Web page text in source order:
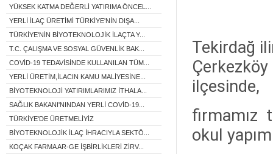
YÜKSEK KATMA DEĞERLİ YATIRIMA ÖNCEL...
YERLİ İLAÇ ÜRETİMİ TÜRKİYE'NİN DIŞA...
TÜRKİYE'NİN BİYOTEKNOLOJİK İLAÇTA Y...
T.C. ÇALIŞMA VE SOSYAL GÜVENLİK BAK...
COVİD-19 TEDAVİSİNDE KULLANILAN TÜM...
YERLİ ÜRETİM,İLACIN KAMU MALİYESİNE...
BİYOTEKNOLOJİ YATIRIMLARIMIZ İTHALA...
SAĞLIK BAKANI'NINDAN YERLİ COVİD-19...
TÜRKİYE'DE ÜRETMELİYİZ
BİYOTEKNOLOJİK İLAÇ İHRACIYLA SEKTÖ...
KOÇAK FARMA AR-GE İŞBİRLİKLERİ ZİRV...
Tekirdağ
Çerkezköy
ilçesinde,
firmamız
okul